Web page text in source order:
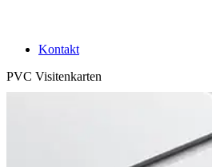
Kontakt
PVC Visitenkarten